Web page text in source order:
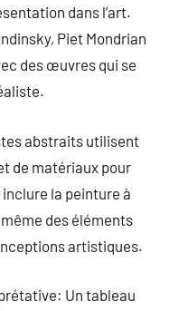
dans l’art.
Piet Mondrian
des œuvres qui se
abstraits utilisent
de matériaux pour
la peinture à
même des éléments
artistiques.
Un tableau